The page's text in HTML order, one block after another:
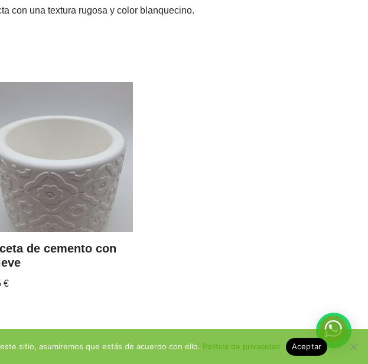
con una textura rugosa y color blanquecino.
de cemento con
€
sitio, asumiremos que estás de acuerdo con ello. Política de privacidad Aceptar